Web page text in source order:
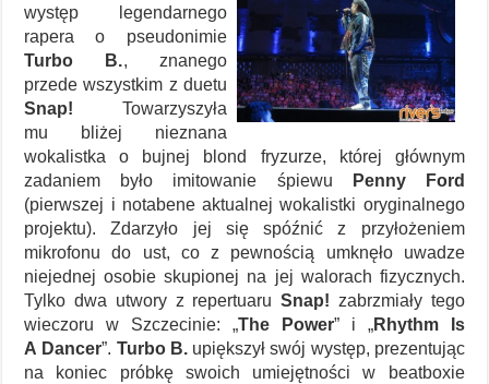
występ legendarnego
rapera o pseudonimie
Turbo B., znanego
przede wszystkim z duetu
Snap! Towarzyszyła
mu bliżej nieznana
wokalistka o bujnej blond fryzurze, której głównym
zadaniem było imitowanie śpiewu
Penny Ford
(pierwszej i notabene aktualnej wokalistki oryginalnego
projektu). Zdarzyło jej się spóźnić z przyłożeniem
mikrofonu do ust, co z pewnością umknęło uwadze
niejednej osobie skupionej na jej walorach fizycznych.
Tylko dwa utwory z repertuaruSnap! zabrzmiały tego
wieczoru w Szczecinie: „The Power” i „Rhythm Is
A Dancer”. Turbo B.upiększył swój występ, prezentując
na koniec próbkę swoich umiejętności w beatboxie